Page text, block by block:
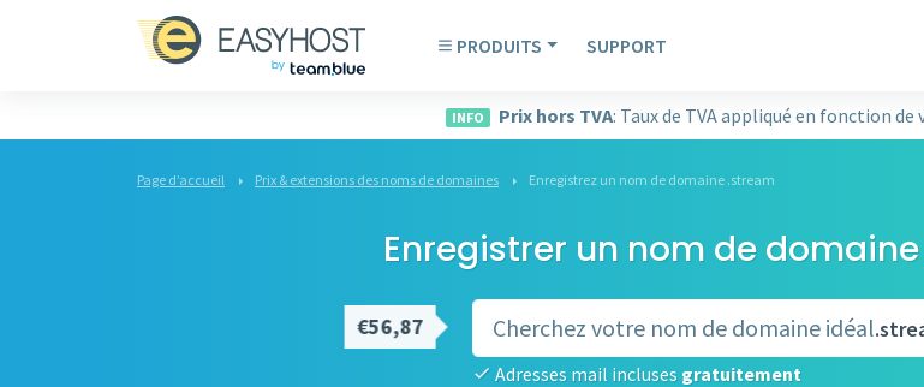
PRODUITS SUPPORT
INFO Prix hors TVA: Taux de TVA appliqué en fonction de
Page d’accueil Prix & extensions des noms de domaines Enregistrez un nom de domaine .stream
Enregistrer un nom de
€56,87
Adresses mail incluses gratuitement